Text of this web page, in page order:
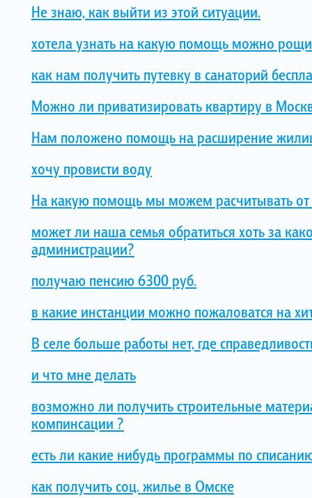
Не знаю, как выйти из этой ситуации.
хотела узнать на какую помощь можно
как нам получить путевку в санаторий
Можно ли приватизировать квартиру в
Нам положено помощь на расширение
хочу провисти воду
На какую помощь мы можем расчитывать от
может ли наша семья обратиться хоть за
администрации?
получаю пенсию 6300 руб.
в какие инстанции можно пожаловатся на
В селе больше работы нет, где
и что мне делать
возможно ли получить строительные
компинсации ?
есть ли какие нибудь программы по
как получить соц. жилье в Омске